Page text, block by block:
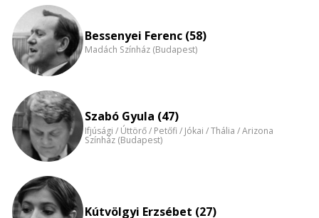
nagyítása
Bessenyei Ferenc (58)
Madách Színház (Budapest)
Szabó Gyula (47)
Ifjúsági / Úttörő / Petőfi / Jókai / Thália / Arizona
Színház (Budapest)
Kútvölgyi Erzsébet (27)